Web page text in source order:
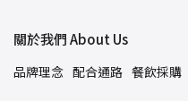
關於我們 About Us
品牌理念 配合通路 餐飲採購